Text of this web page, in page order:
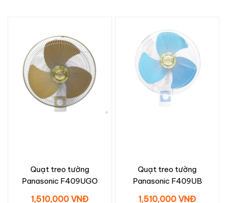
Quạt treo tường
Panasonic F409UGO
1,510,000 VNĐ
Quạt treo tường
Panasonic F409UB
1,510,000 VNĐ